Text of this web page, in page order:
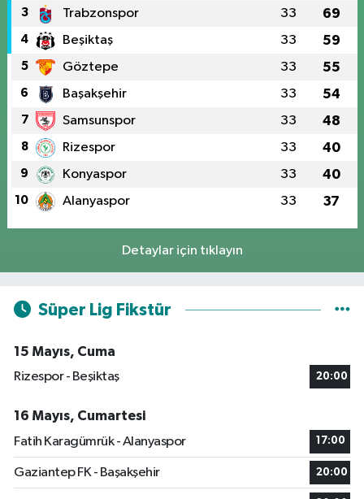
3 Trabzonspor 33 69
4 Beşiktaş 33 59
5 Göztepe 33 55
6 Başakşehir 33 54
7 Samsunspor 33 48
8 Rizespor 33 40
9 Konyaspor 33 40
10 Alanyaspor 33 37
Detaylar için tıklayın
Süper Lig Fikstür
15 Mayıs, Cuma
Rizespor - Beşiktaş
20:00
16 Mayıs, Cumartesi
Fatih Karagümrük - Alanyaspor
17:00
Gaziantep FK - Başakşehir 20:00